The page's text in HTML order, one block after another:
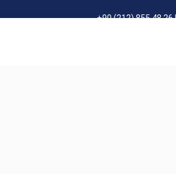
+90 (212) 855 48 26